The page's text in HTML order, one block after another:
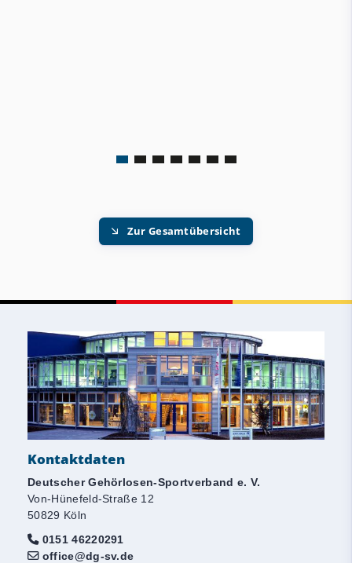
Zur Gesamtübersicht
Kontaktdaten
Deutscher Gehörlosen-Sportverband e. V.
Von-Hünefeld-Straße 12
50829 Köln
0151 46220291
office@dg-sv.de